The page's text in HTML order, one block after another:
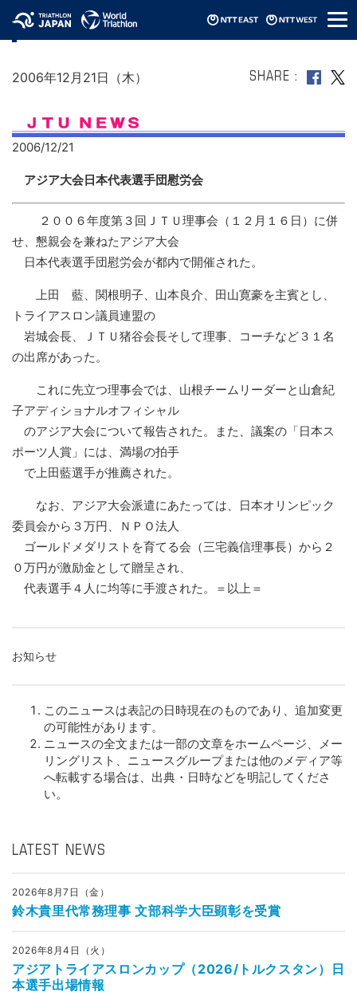
メ
ニ
アジア大会日本代表選手団慰労会
2006年12月21日（木） SHARE
2006/12/21
アジア大会日本代表選手団慰労会
２００６年度第３回ＪＴＵ理事会（１２月１６日）に併
せ、懇親会を兼ねたアジア大会
日本代表選手団慰労会が都内で開催された。
上田 藍、関根明子、山本良介、田山寛豪を主賓とし、
トライアスロン議員連盟の
岩城会長、ＪＴＵ猪谷会長そして理事、コーチなど３１名
の出席があった。
これに先立つ理事会では、山根チームリーダーと山倉紀
子アディショナルオフィシャル
のアジア大会について報告された。また、議案の「日本ス
ポーツ人賞」には、満場の拍手
で上田藍選手が推薦された。
なお、アジア大会派遣にあたっては、日本オリンピック
委員会から３万円、ＮＰＯ法人
ゴールドメダリストを育てる会（三宅義信理事長）から２
０万円が激励金として贈呈され、
代表選手４人に均等に手渡された。＝以上＝
お知らせ
このニュースは表記の日時現在のものであり、追加変更
の可能性があります。
ニュースの全文または一部の文章をホームページ、メー
リングリスト、ニュースグループまたは他のメディア等
へ転載する場合は、出典・日時などを明記してくださ
い。
LATEST NEWS
2026年8月7日（金）
鈴木貴里代常務理事 文部科学大臣顕彰を受賞
2026年8月4日（火）
アジアトライアスロンカップ（2026/トルクスタン）日
本選手出場情報